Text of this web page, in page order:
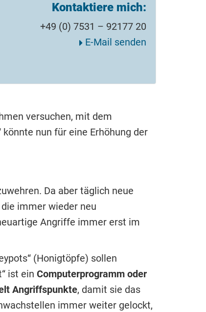
Kontaktiere mich:
+49 (0) 7531 – 92177 20
E-Mail senden
versuchen, mit dem
nun für eine Erhöhung der
Da aber täglich neue
immer wieder neu
Angriffe immer erst im
(Honigtöpfe) sollen
ist ein Computerprogramm oder
Angriffspunkte, damit sie das
immer weiter gelockt,